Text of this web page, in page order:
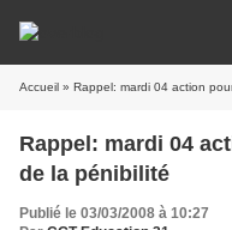
Accueil » Rappel: mardi 04 action
Rappel: mardi 04
de la pénibilité
Publié le 03/03/2008 à 10:27